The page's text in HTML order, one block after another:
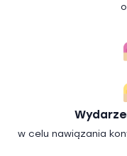
w celu nawiązania